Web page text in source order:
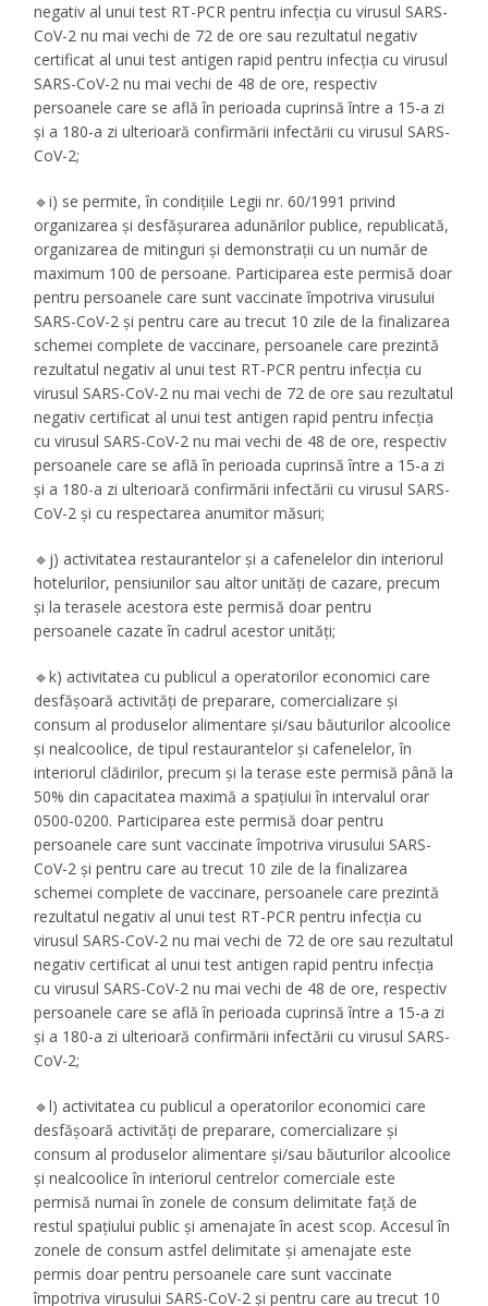
negativ al unui test RT-PCR pentru infecția cu virusul SARS-
CoV-2 nu mai vechi de 72 de ore sau rezultatul negativ
certificat al unui test antigen rapid pentru infecția cu virusul
SARS-CoV-2 nu mai vechi de 48 de ore, respectiv
persoanele care se află în perioada cuprinsă între a 15-a zi
și a 180-a zi ulterioară confirmării infectării cu virusul SARS-
CoV-2;
🔹i) se permite, în condițiile Legii nr. 60/1991 privind
organizarea și desfășurarea adunărilor publice, republicată,
organizarea de mitinguri și demonstrații cu un număr de
maximum 100 de persoane. Participarea este permisă doar
pentru persoanele care sunt vaccinate împotriva virusului
SARS-CoV-2 și pentru care au trecut 10 zile de la finalizarea
schemei complete de vaccinare, persoanele care prezintă
rezultatul negativ al unui test RT-PCR pentru infecția cu
virusul SARS-CoV-2 nu mai vechi de 72 de ore sau rezultatul
negativ certificat al unui test antigen rapid pentru infecția
cu virusul SARS-CoV-2 nu mai vechi de 48 de ore, respectiv
persoanele care se află în perioada cuprinsă între a 15-a zi
și a 180-a zi ulterioară confirmării infectării cu virusul SARS-
CoV-2 și cu respectarea anumitor măsuri;
🔹j) activitatea restaurantelor și a cafenelelor din interiorul
hotelurilor, pensiunilor sau altor unități de cazare, precum
și la terasele acestora este permisă doar pentru
persoanele cazate în cadrul acestor unități;
🔹k) activitatea cu publicul a operatorilor economici care
desfășoară activități de preparare, comercializare și
consum al produselor alimentare și/sau băuturilor alcoolice
și nealcoolice, de tipul restaurantelor și cafenelelor, în
interiorul clădirilor, precum și la terase este permisă până la
50% din capacitatea maximă a spațiului în intervalul orar
0500-0200. Participarea este permisă doar pentru
persoanele care sunt vaccinate împotriva virusului SARS-
CoV-2 și pentru care au trecut 10 zile de la finalizarea
schemei complete de vaccinare, persoanele care prezintă
rezultatul negativ al unui test RT-PCR pentru infecția cu
virusul SARS-CoV-2 nu mai vechi de 72 de ore sau rezultatul
negativ certificat al unui test antigen rapid pentru infecția
cu virusul SARS-CoV-2 nu mai vechi de 48 de ore, respectiv
persoanele care se află în perioada cuprinsă între a 15-a zi
și a 180-a zi ulterioară confirmării infectării cu virusul SARS-
CoV-2;
🔹l) activitatea cu publicul a operatorilor economici care
desfășoară activități de preparare, comercializare și
consum al produselor alimentare și/sau băuturilor alcoolice
și nealcoolice în interiorul centrelor comerciale este
permisă numai în zonele de consum delimitate față de
restul spațiului public și amenajate în acest scop. Accesul în
zonele de consum astfel delimitate și amenajate este
permis doar pentru persoanele care sunt vaccinate
împotriva virusului SARS-CoV-2 și pentru care au trecut 10